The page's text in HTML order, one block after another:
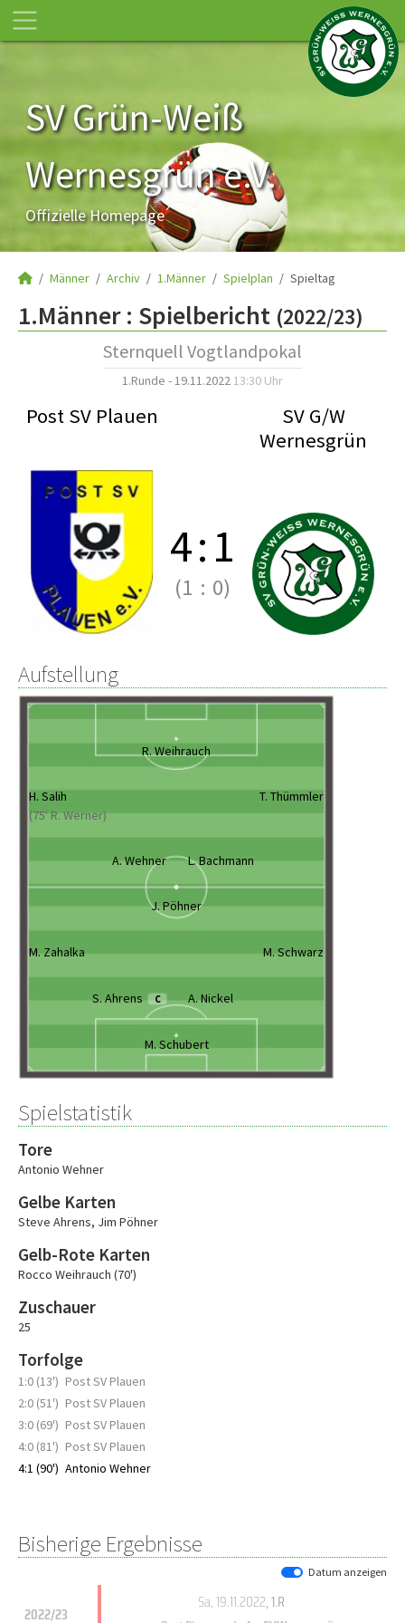
SV Grün-Weiß
Wernesgrün e.V.
Offizielle Homepage
Männer Archiv 1.Männer Spielplan Spieltag
1.Männer : Spielbericht (2022/23)
Sternquell Vogtlandpokal
1.Runde - 19.11.2022 13:30 Uhr
Post SV Plauen
SV G/W
Wernesgrün
4:1
(1 : 0)
Aufstellung
R. Weihrauch
H. Salih
(75' R. Werner)
T. Thümmler
A. Wehner L. Bachmann
J. Pöhner
M. Zahalka M. Schwarz
S. Ahrens C A. Nickel
M. Schubert
Spielstatistik
Tore
Antonio Wehner
Gelbe Karten
Steve Ahrens, Jim Pöhner
Gelb-Rote Karten
Rocco Weihrauch (70')
Zuschauer
25
Torfolge
1:0 (13') Post SV Plauen
2:0 (51') Post SV Plauen
3:0 (69') Post SV Plauen
4:0 (81') Post SV Plauen
4:1 (90') Antonio Wehner
Bisherige Ergebnisse
Datum anzeigen
2022/23
Sa, 19.11.2022, 1.R